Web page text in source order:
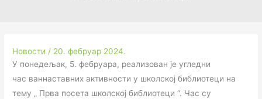
Новости / 20. фебруар 2024.
У понедељак, 5. фебруара, реализован је угледни
час ваннаставних активности у школској библиотеци на
тему „ Прва посета школској библиотеци “. Час су